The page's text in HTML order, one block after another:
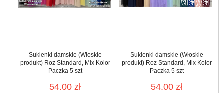
Sukienki damskie (Włoskie
produkt) Roz Standard, Mix Kolor
Paczka 5 szt
54.00 zł
Sukienki damskie (Włoskie
produkt) Roz Standard, Mix Kolor
Paczka 5 szt
54.00 zł